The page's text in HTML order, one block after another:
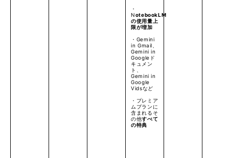
・
NotebookLM
の使用量上
限が増加
・ Gemini
in Gmail、
Gemini in
Googleド
キュメン
ト、
Gemini in
Google
Vidsなど
・プレミア
ムプランに
含まれるそ
の他すべて
の特典